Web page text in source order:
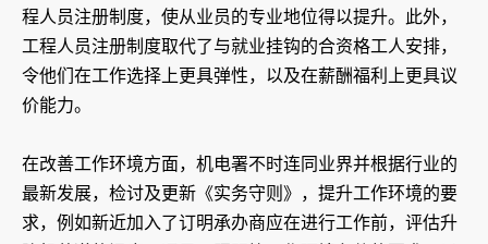
程人员注册制度，使从业员的专业地位得以提升。此外，
工程人员注册制度取代了与就业挂钩的合资格工人安排，
令他们在工作选择上更具弹性，以及在薪酬福利上更具议
价能力。
在改善工作环境方面，机电署不时连同业界并根据行业的
最新发展，检讨及更新《实务守则》，提升工作环境的要
求，例如新近加入了订明承办商应在进行工作前，评估升